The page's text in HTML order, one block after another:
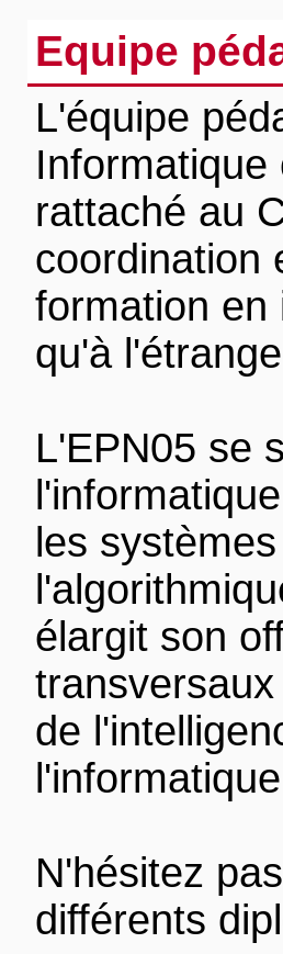
Equipe
L'équipe
rattaché au
coordination
formation en
qu'à
L'EPN05 se
les
élargit son
de
N'hésitez
différents